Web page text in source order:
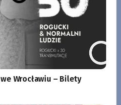
Wrocławiu – Bilety